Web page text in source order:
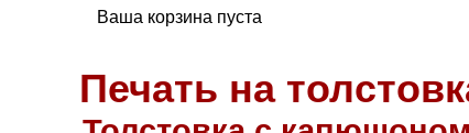
Ваша корзина пуста
Печать на